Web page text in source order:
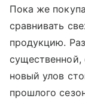
Пока же
сравнивать
продукцию.
существенной,
новый улов
прошлого